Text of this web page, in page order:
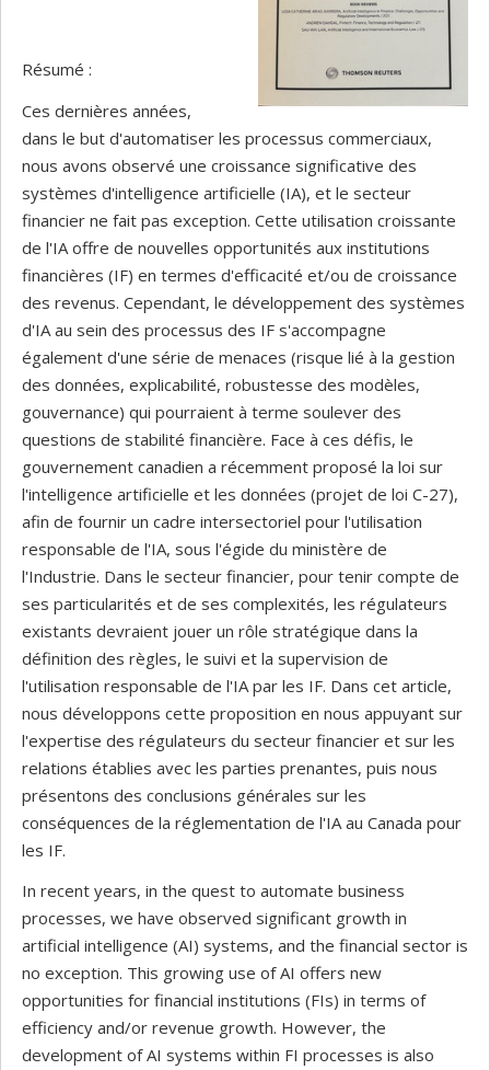
Résumé :
Ces dernières années,
dans le but d'automatiser les processus commerciaux,
nous avons observé une croissance significative des
systèmes d'intelligence artificielle (IA), et le secteur
financier ne fait pas exception. Cette utilisation croissante
de l'IA offre de nouvelles opportunités aux institutions
financières (IF) en termes d'efficacité et/ou de croissance
des revenus. Cependant, le développement des systèmes
d'IA au sein des processus des IF s'accompagne
également d'une série de menaces (risque lié à la gestion
des données, explicabilité, robustesse des modèles,
gouvernance) qui pourraient à terme soulever des
questions de stabilité financière. Face à ces défis, le
gouvernement canadien a récemment proposé la loi sur
l'intelligence artificielle et les données (projet de loi C-27),
afin de fournir un cadre intersectoriel pour l'utilisation
responsable de l'IA, sous l'égide du ministère de
l'Industrie. Dans le secteur financier, pour tenir compte de
ses particularités et de ses complexités, les régulateurs
existants devraient jouer un rôle stratégique dans la
définition des règles, le suivi et la supervision de
l'utilisation responsable de l'IA par les IF. Dans cet article,
nous développons cette proposition en nous appuyant sur
l'expertise des régulateurs du secteur financier et sur les
relations établies avec les parties prenantes, puis nous
présentons des conclusions générales sur les
conséquences de la réglementation de l'IA au Canada pour
les IF.
In recent years, in the quest to automate business
processes, we have observed significant growth in
artificial intelligence (AI) systems, and the financial sector is
no exception. This growing use of AI offers new
opportunities for financial institutions (FIs) in terms of
efficiency and/or revenue growth. However, the
development of AI systems within FI processes is also